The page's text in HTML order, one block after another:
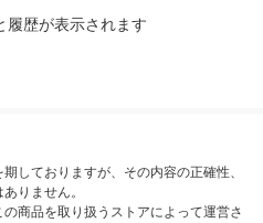
履歴が表示されます
しておりますが、その内容の正確性、
りません。
商品を取り扱うストアによって運営さ